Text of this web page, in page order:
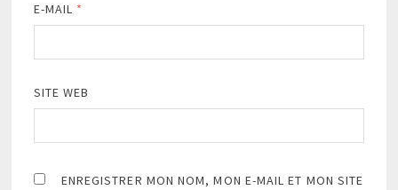
E-MAIL *
SITE WEB
ENREGISTRER MON NOM, MON E-MAIL ET MON SITE